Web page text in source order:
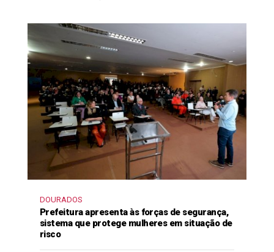
DOURADOS
Prefeitura apresenta às forças de segurança,
sistema que protege mulheres em situação de
risco